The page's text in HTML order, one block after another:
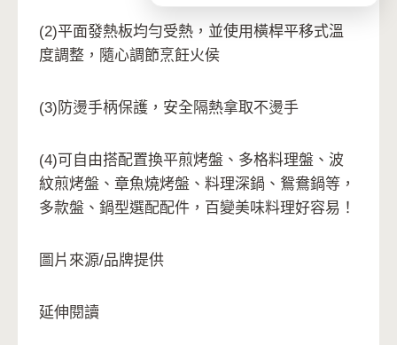
(2)平面發熱板均勻受熱，並使用橫桿平移式溫
度調整，隨心調節烹飪火侯
(3)防燙手柄保護，安全隔熱拿取不燙手
(4)可自由搭配置換平煎烤盤、多格料理盤、波
紋煎烤盤、章魚燒烤盤、料理深鍋、鴛鴦鍋等，
多款盤、鍋型選配配件，百變美味料理好容易！
圖片來源/品牌提供
延伸閱讀